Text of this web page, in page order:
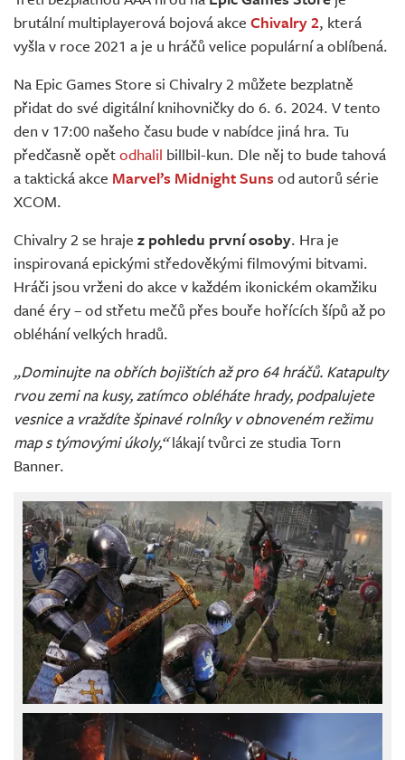
Živě
brutální multiplayerová bojová akce Chivalry 2, která
vyšla v roce 2021 a je u hráčů velice populární a oblíbená.
Na Epic Games Store si Chivalry 2 můžete bezplatně
přidat do své digitální knihovničky do 6. 6. 2024. V tento
den v 17:00 našeho času bude v nabídce jiná hra. Tu
předčasně opětodhalil billbil-kun. Dle něj to bude tahová
a taktická akce Marvel’s Midnight Suns od autorů série
XCOM.
Chivalry 2 se hraje z pohledu první osoby. Hra je
inspirovaná epickými středověkými filmovými bitvami.
Hráči jsou vrženi do akce v každém ikonickém okamžiku
dané éry – od střetu mečů přes bouře hořících šípů až po
obléhání velkých hradů.
„Dominujte na obřích bojištích až pro 64 hráčů. Katapulty
rvou zemi na kusy, zatímco obléháte hrady, podpalujete
vesnice a vraždíte špinavé rolníky v obnoveném režimu
map s týmovými úkoly,“lákají tvůrci ze studia Torn
Banner.